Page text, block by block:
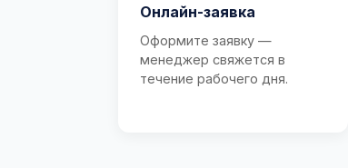
Онлайн-заявка
Оформите заявку —
менеджер свяжется в
течение рабочего дня.